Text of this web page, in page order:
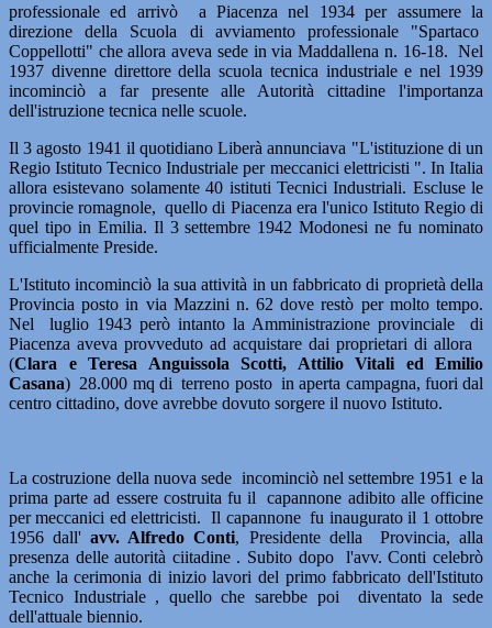
professionale ed arrivò a Piacenza nel 1934 per assumere la
direzione della Scuola di avviamento professionale "Spartaco
Coppellotti" che allora aveva sede in via Maddallena n. 16-18. Nel
1937 divenne direttore della scuola tecnica industriale e nel 1939
incominciò a far presente alle Autorità cittadine l'importanza
dell'istruzione tecnica nelle scuole.
Il 3 agosto 1941 il quotidiano Liberà annunciava "L'istituzione di un
Regio Istituto Tecnico Industriale per meccanici elettricisti ". In Italia
allora esistevano solamente 40 istituti Tecnici Industriali. Escluse le
provincie romagnole, quello di Piacenza era l'unico Istituto Regio di
quel tipo in Emilia. Il 3 settembre 1942 Modonesi ne fu nominato
ufficialmente Preside.
L'Istituto incominciò la sua attività in un fabbricato di proprietà della
Provincia posto in via Mazzini n. 62 dove restò per molto tempo.
Nel luglio 1943 però intanto la Amministrazione provinciale di
Piacenza aveva provveduto ad acquistare dai proprietari di allora
(Clara e Teresa Anguissola Scotti, Attilio Vitali ed Emilio
Casana) 28.000 mq di terreno posto in aperta campagna, fuori dal
centro cittadino, dove avrebbe dovuto sorgere il nuovo Istituto.
La costruzione della nuova sede incominciò nel settembre 1951 e la
prima parte ad essere costruita fu il capannone adibito alle officine
per meccanici ed elettricisti. Il capannone fu inaugurato il 1 ottobre
1956 dall'avv. Alfredo Conti, Presidente della Provincia, alla
presenza delle autorità ciitadine . Subito dopo l'avv. Conti celebrò
anche la cerimonia di inizio lavori del primo fabbricato dell'Istituto
Tecnico Industriale , quello che sarebbe poi diventato la sede
dell'attuale biennio.